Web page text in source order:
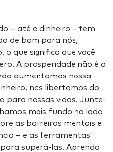
– até o dinheiro – tem
de bom para nós,
o que significa que você
A prosperidade não é a
aumentamos nossa
nos libertamos do
para nossas vidas. Junte-
mais fundo no lado
as barreiras mentais e
– e as ferramentas
superá-las. Aprenda